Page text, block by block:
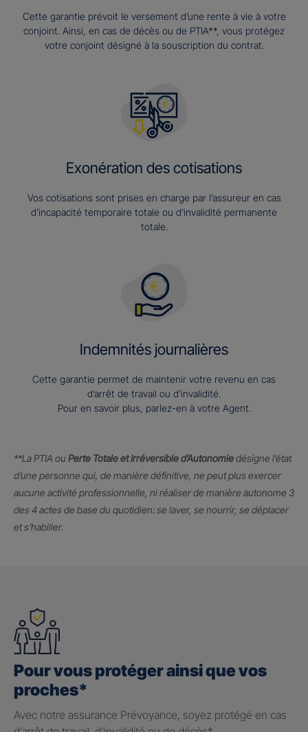
Cette garantie prévoit le versement d’une rente à vie à votre
conjoint. Ainsi, en cas de décès ou de PTIA**, vous protégez
votre conjoint désigné à la souscription du contrat.
Exonération des cotisations
Vos cotisations sont prises en charge par l’assureur en cas
d’incapacité temporaire totale ou d’invalidité permanente
totale.
Indemnités journalières
Cette garantie permet de maintenir votre revenu en cas
d’arrêt de travail ou d’invalidité.
Pour en savoir plus, parlez-en à votre Agent.
**La PTIA ou Perte Totale et Irréversible d’Autonomiedésigne l’état
d’une personne qui, de manière définitive, ne peut plus exercer
aucune activité professionnelle, ni réaliser de manière autonome 3
des 4 actes de base du quotidien: se laver, se nourrir, se déplacer
et s’habiller.
Pour vous protéger ainsi que vos
proches*
Avec notre assurance Prévoyance, soyez protégé en cas